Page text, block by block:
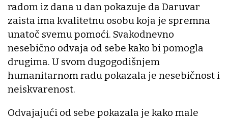
radom iz dana u dan pokazuje da Daruvar
zaista ima kvalitetnu osobu koja je spremna
unatoč svemu pomoći. Svakodnevno
nesebično odvaja od sebe kako bi pomogla
drugima. U svom dugogodišnjem
humanitarnom radu pokazala je nesebičnost i
neiskvarenost.
Odvajajući od sebe pokazala je kako male